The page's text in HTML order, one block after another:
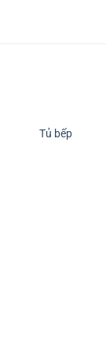
Tủ bếp